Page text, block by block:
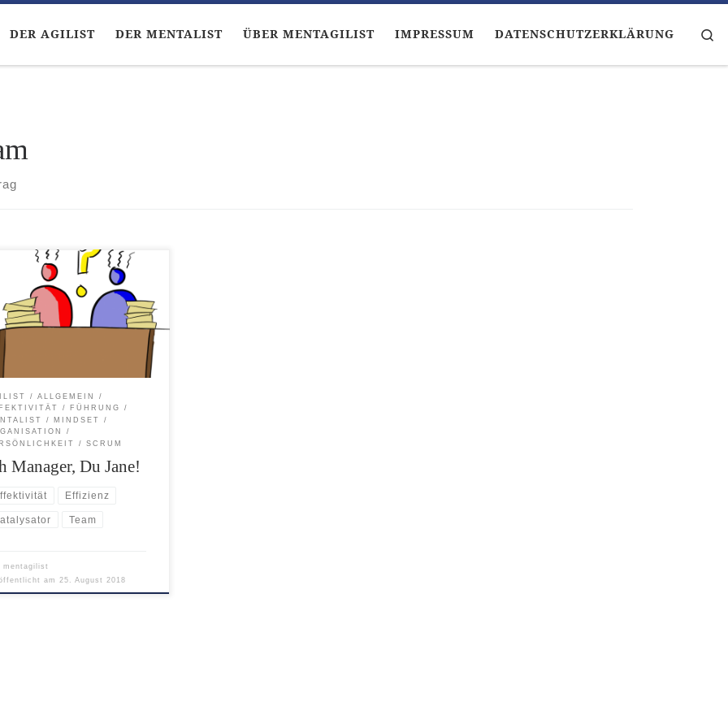
DER AGILIST DER MENTALIST ÜBER MENTAGILIST IMPRESSUM DATENSCHUTZERKLÄRUNG
Agilist sah von der Akte auf
sagte triumphierend zu
Kollegen und Freund,
Mentalisten, der die Füße
den Tisch gelegt hatte und
dem Fenster sah: “Ich glaube
eine Spur.” “Du
zurück. “Seit zwei
wühlen wir uns durch
ALLGEMEIN
FÜHRUNG
MINDSET
SCRUM
Manager, Du Jane!
Effizienz
Team
mentagilist
am25. August 2018